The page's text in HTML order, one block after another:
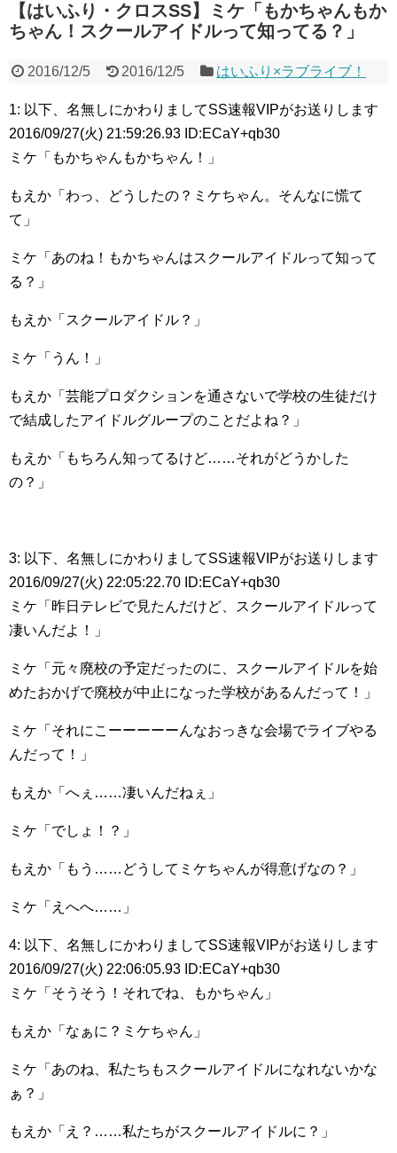
【はいふり・クロスSS】ミケ「もかちゃんもか
ちゃん！スクールアイドルって知ってる？」
2016/12/5 2016/12/5 はいふり×ラブライブ！
1: 以下、名無しにかわりましてSS速報VIPがお送りします
2016/09/27(火) 21:59:26.93 ID:ECaY+qb30
ミケ「もかちゃんもかちゃん！」
もえか「わっ、どうしたの？ミケちゃん。そんなに慌て
て」
ミケ「あのね！もかちゃんはスクールアイドルって知って
る？」
もえか「スクールアイドル？」
ミケ「うん！」
もえか「芸能プロダクションを通さないで学校の生徒だけ
で結成したアイドルグループのことだよね？」
もえか「もちろん知ってるけど……それがどうかした
の？」
3: 以下、名無しにかわりましてSS速報VIPがお送りします
2016/09/27(火) 22:05:22.70 ID:ECaY+qb30
ミケ「昨日テレビで見たんだけど、スクールアイドルって
凄いんだよ！」
ミケ「元々廃校の予定だったのに、スクールアイドルを始
めたおかげで廃校が中止になった学校があるんだって！」
ミケ「それにこーーーーーんなおっきな会場でライブやる
んだって！」
もえか「へぇ……凄いんだねぇ」
ミケ「でしょ！？」
もえか「もう……どうしてミケちゃんが得意げなの？」
ミケ「えへへ……」
4: 以下、名無しにかわりましてSS速報VIPがお送りします
2016/09/27(火) 22:06:05.93 ID:ECaY+qb30
ミケ「そうそう！それでね、もかちゃん」
もえか「なぁに？ミケちゃん」
ミケ「あのね、私たちもスクールアイドルになれないかな
ぁ？」
もえか「え？……私たちがスクールアイドルに？」